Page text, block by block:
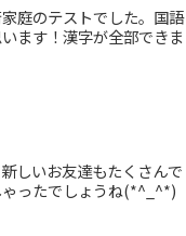
庭のテストでした。国語
ます！漢字が全部できま
しいお友達もたくさんで
ゃったでしょうね(*^_^*)